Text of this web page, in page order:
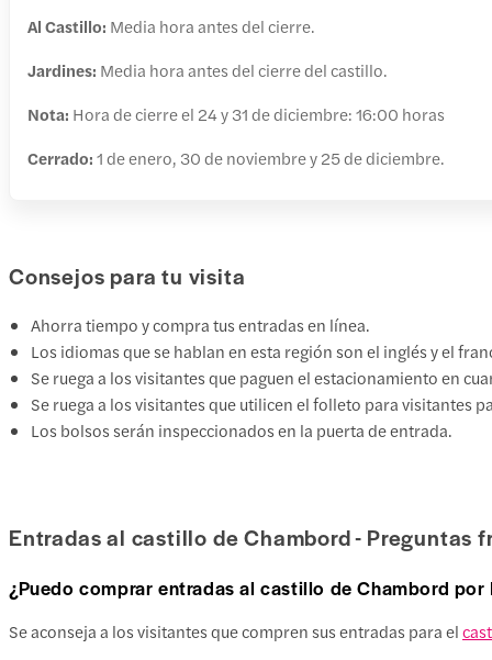
Al Castillo: Media hora antes del cierre.
Jardines: Media hora antes del cierre del castillo.
Nota: Hora de cierre el 24 y 31 de diciembre: 16:00 horas
Cerrado:1 de enero, 30 de noviembre y 25 de diciembre.
Consejos para tu visita
Ahorra tiempo y compra tus entradas en línea.
Los idiomas que se hablan en esta región son el inglés y el
Se ruega a los visitantes que paguen el estacionamiento en
Se ruega a los visitantes que utilicen el folleto para visitantes
Los bolsos serán inspeccionados en la puerta de entrada.
Entradas al castillo de Chambord - Preguntas
¿Puedo comprar entradas al castillo de Chambord por
Se aconseja a los visitantes que compren sus entradas para el